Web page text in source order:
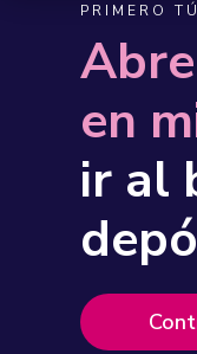
PRIMERO TÚ
en
ir al